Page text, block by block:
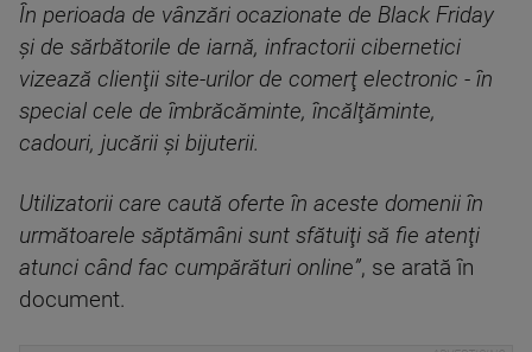
În perioada de vânzări ocazionate de Black Friday
şi de sărbătorile de iarnă, infractorii cibernetici
vizează clienţii site-urilor de comerţ electronic - în
special cele de îmbrăcăminte, încălţăminte,
cadouri, jucării şi bijuterii.
Utilizatorii care caută oferte în aceste domenii în
următoarele săptămâni sunt sfătuiţi să fie atenţi
atunci când fac cumpărături online”, se arată în
document.